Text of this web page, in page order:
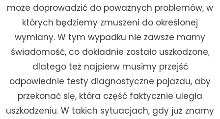
może doprowadzić do poważnych problemów, w
których będziemy zmuszeni do określonej
wymiany. W tym wypadku nie zawsze mamy
świadomość, co dokładnie zostało uszkodzone,
dlatego też najpierw musimy przejść
odpowiednie testy diagnostyczne pojazdu, aby
przekonać się, która część faktycznie uległa
uszkodzeniu. W takich sytuacjach, gdy już znamy